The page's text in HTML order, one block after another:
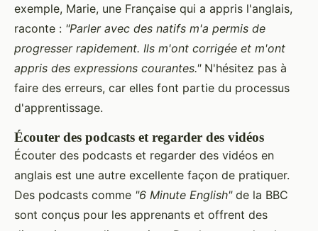
exemple, Marie, une Française qui a appris l'anglais,
raconte : "Parler avec des natifs m'a permis de
progresser rapidement. Ils m'ont corrigée et m'ont
appris des expressions courantes."N'hésitez pas à
faire des erreurs, car elles font partie du processus
d'apprentissage.
Écouter des podcasts et regarder des vidéos
Écouter des podcasts et regarder des vidéos en
anglais est une autre excellente façon de pratiquer.
Des podcasts comme "6 Minute English"de la BBC
sont conçus pour les apprenants et offrent des